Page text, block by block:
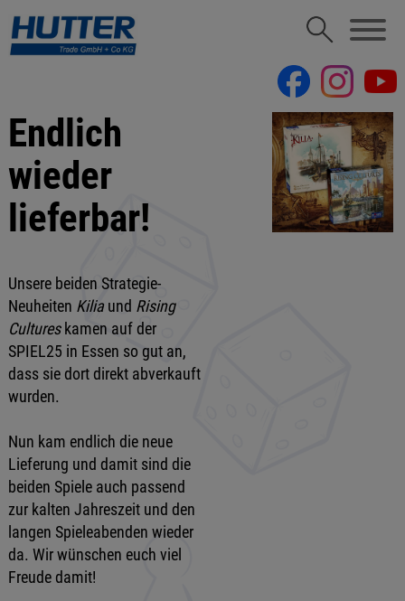
Endlich
wieder
lieferbar!
Unsere beiden Strategie-
Neuheiten Kiliaund Rising
Cultureskamen auf der
SPIEL25 in Essen so gut an,
dass sie dort direkt abverkauft
wurden.
Nun kam endlich die neue
Lieferung und damit sind die
beiden Spiele auch passend
zur kalten Jahreszeit und den
langen Spieleabenden wieder
da. Wir wünschen euch viel
Freude damit!